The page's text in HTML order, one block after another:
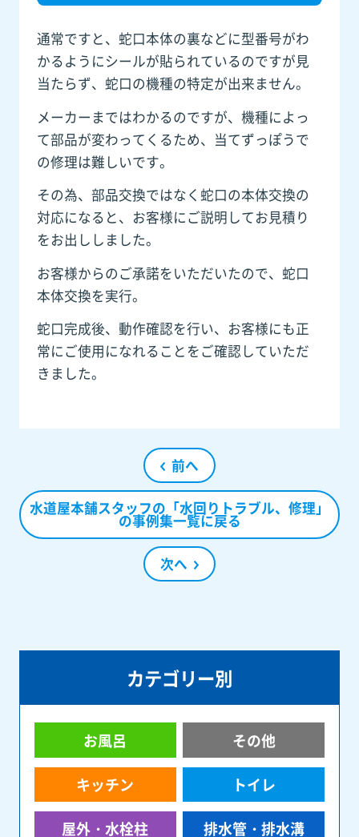
通常ですと、蛇口本体の裏などに型番号がわ
かるようにシールが貼られているのですが見
当たらず、蛇口の機種の特定が出来ません。
メーカーまではわかるのですが、機種によっ
て部品が変わってくるため、当てずっぽうで
の修理は難しいです。
その為、部品交換ではなく蛇口の本体交換の
対応になると、お客様にご説明してお見積り
をお出ししました。
お客様からのご承諾をいただいたので、蛇口
本体交換を実行。
蛇口完成後、動作確認を行い、お客様にも正
常にご使用になれることをご確認していただ
きました。
前へ
水道屋本舗スタッフの「水回りトラブル、修理」
の事例集一覧に戻る
次へ
カテゴリー別
お風呂 その他
キッチン トイレ
屋外・水栓柱 排水管・排水溝